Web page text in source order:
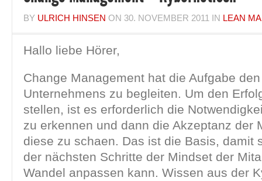
BY ULRICH HINSEN ON 30. NOVEMBER 2011 IN LEAN
Hallo liebe Hörer,
Change Management hat die Aufgabe
Unternehmens zu begleiten. Um den
stellen, ist es erforderlich die
zu erkennen und dann die Akzeptanz der
diese zu scha en. Das ist die Basis, damit
der nächsten Schritte der Mindset der
Wandel anpassen kann. Wissen aus der